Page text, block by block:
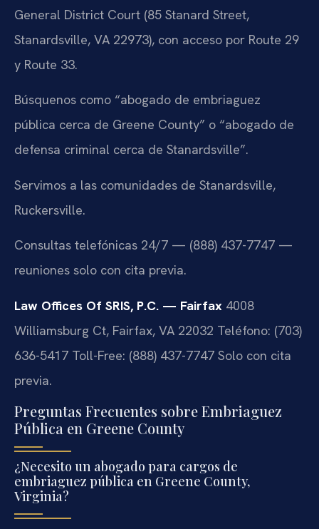
General District Court (85 Stanard Street,
Stanardsville, VA 22973), con acceso por Route 29
y Route 33.
Búsquenos como “abogado de embriaguez
pública cerca de Greene County” o “abogado de
defensa criminal cerca de Stanardsville”.
Servimos a las comunidades de Stanardsville,
Ruckersville.
Consultas telefónicas 24/7 — (888) 437-7747 —
reuniones solo con cita previa.
Law Offices Of SRIS, P.C. — Fairfax 4008
Williamsburg Ct, Fairfax, VA 22032 Teléfono: (703)
636-5417 Toll-Free: (888) 437-7747 Solo con cita
previa.
Preguntas Frecuentes sobre Embriaguez
Pública en Greene County
¿Necesito un abogado para cargos de
embriaguez pública en Greene County,
Virginia?